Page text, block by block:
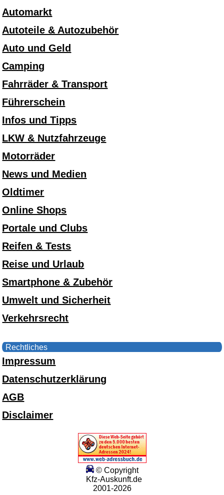
Automarkt
Autoteile & Autozubehör
Auto und Geld
Camping
Fahrräder & Transport
Führerschein
Infos und Tipps
LKW & Nutzfahrzeuge
Motorräder
News und Medien
Oldtimer
Online Shops
Portale und Clubs
Reifen & Tests
Reise und Urlaub
Smartphone & Zubehör
Umwelt und Sicherheit
Verkehrsrecht
Rechtliches
Impressum
Datenschutzerklärung
AGB
Disclaimer
© Copyright
Kfz-Auskunft.de
2001-2026